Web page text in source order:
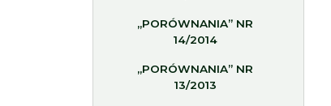
„PORÓWNANIA” NR
14/2014
„PORÓWNANIA” NR
13/2013